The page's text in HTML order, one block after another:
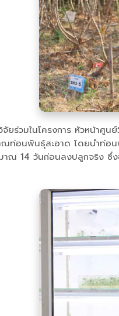
ร่วมในโครงการ หัวหน้าศูน
ณท่อนพันธุ์สะอาด โดยนำท่
าณ 14 วันก่อนลงปลูกจริง ซึ่